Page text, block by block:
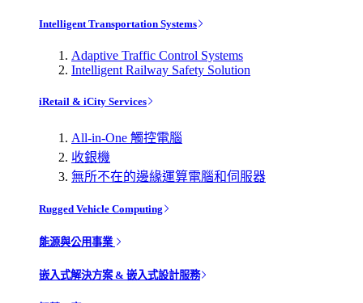
Intelligent Transportation Systems
Adaptive Traffic Control Systems
Intelligent Railway Safety Solution
iRetail & iCity Services
All-in-One 觸控電腦
收銀機
無所不在的邊緣運算電腦和伺服器
Rugged Vehicle Computing
能源與公用事業
嵌入式解決方案 & 嵌入式設計服務